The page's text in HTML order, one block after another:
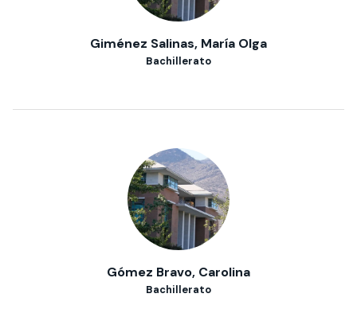
Giménez Salinas, María Olga
Bachillerato
Gómez Bravo, Carolina
Bachillerato